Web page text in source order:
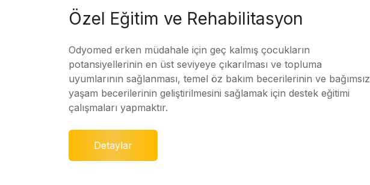
Özel Eğitim ve Rehabilitasyon
Odyomed erken müdahale için geç kalmış çocukların
potansiyellerinin en üst seviyeye çıkarılması ve topluma
uyumlarının sağlanması, temel öz bakım becerilerinin ve bağımsız
yaşam becerilerinin geliştirilmesini sağlamak için destek eğitimi
çalışmaları yapmaktır.
Detaylar